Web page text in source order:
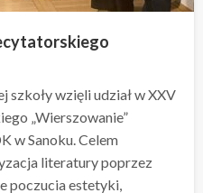
szkoły wzięli udział w XXV
„Wierszowanie”
w Sanoku. Celem
literatury poprzez
poczucia estetyki,